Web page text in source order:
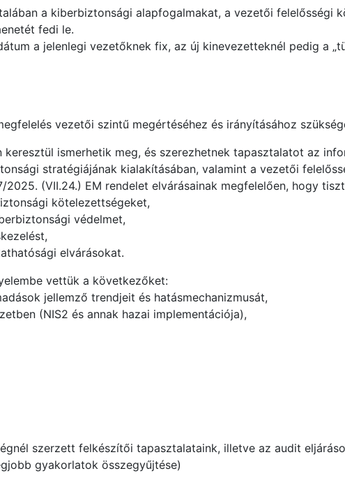
a kiberbiztonsági alapfogalmakat, a vezetői felelősségi
fedi le.
a jelenlegi vezetőknek fix, az új kinevezetteknél pedig a
vezetői szintű megértéséhez és irányításához
ismerhetik meg, és szerezhetnek tapasztalatot az
stratégiájának kialakításában, valamint a vezetői
(VII.24.) EM rendelet elvárásainak megfelelően, hogy
kötelezettségeket,
védelmet,
elvárásokat.
vettük a következőket:
jellemző trendjeit és hatásmechanizmusát,
(NIS2 és annak hazai implementációja),
szerzett felkészítői tapasztalataink, illetve az audit
gyakorlatok összegyűjtése)